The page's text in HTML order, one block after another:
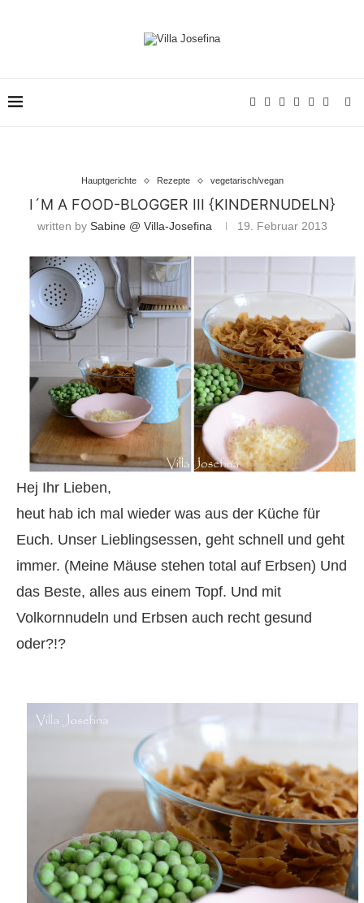
Hauptgerichte Rezepte vegetarisch/vegan
I´M A FOOD-BLOGGER III {KINDERNUDELN}
written by Sabine @ Villa-Josefina 19. Februar 2013
Hej Ihr Lieben,
heut hab ich mal wieder was aus der Küche für
Euch. Unser Lieblingsessen, geht schnell und geht
immer. (Meine Mäuse stehen total auf Erbsen) Und
das Beste, alles aus einem Topf. Und mit
Volkornnudeln und Erbsen auch recht gesund
oder?!?